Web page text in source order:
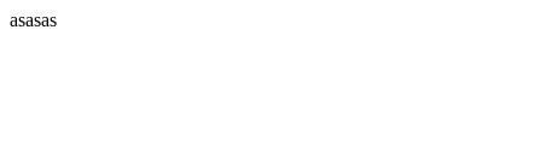
asasas